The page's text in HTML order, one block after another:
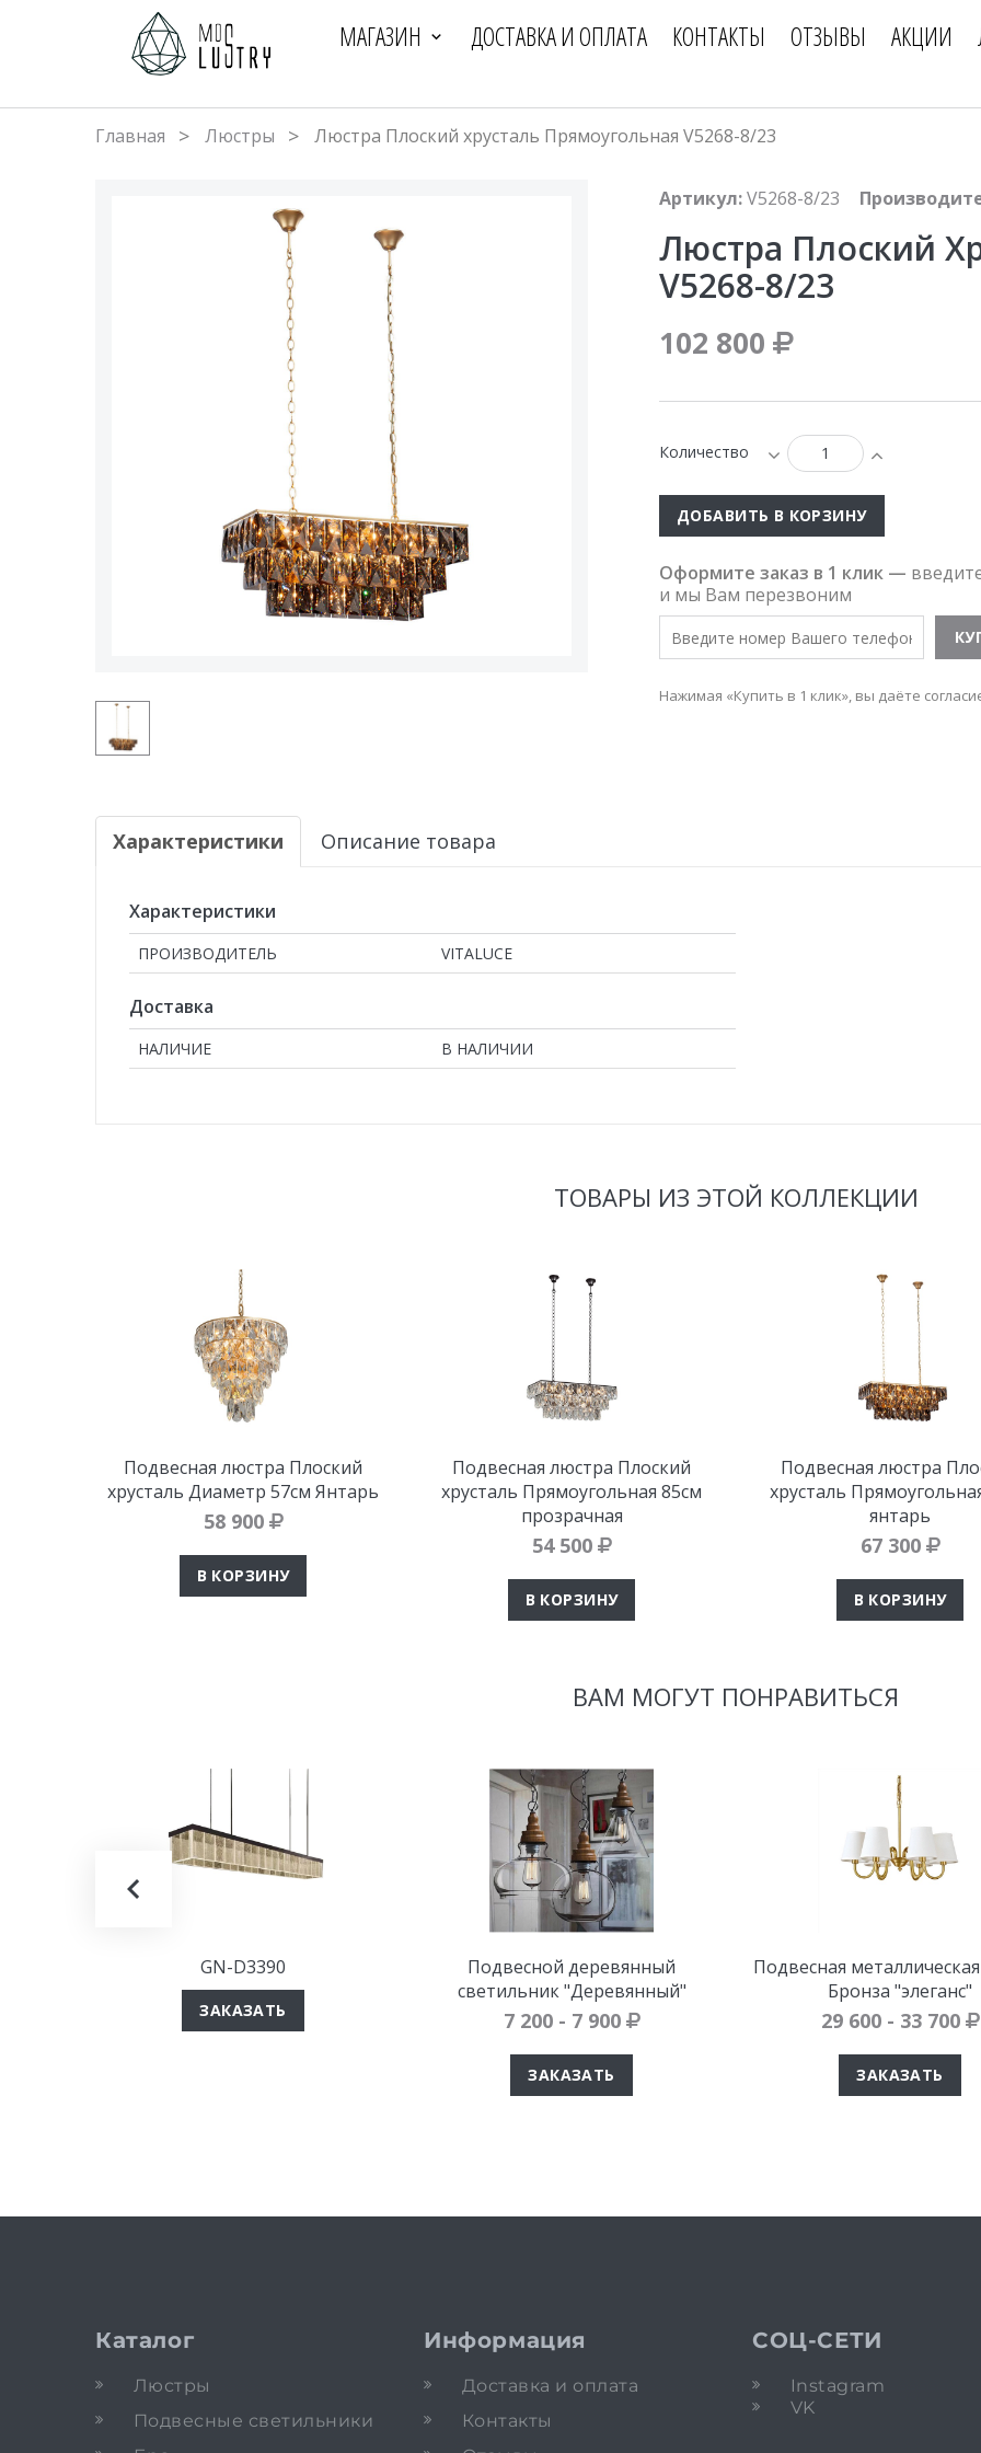
МАГАЗИН ДОСТАВКА И ОПЛАТА КОНТАКТЫ ОТЗЫВЫ АКЦИИ
Главная Люстры Люстра Плоский хрусталь Прямоугольная V5268-8/23
Артикул:V5268-8/23
Люстра Плоский
V5268-8/23
102 800
Количество
ДОБАВИТЬ В КОРЗИНУ
Оформите заказ в 1 клик —
и мы Вам перезвоним
Нажимая «Купить в 1 клик», вы даёте
Характеристики Описание товара
Характеристики
ПРОИЗВОДИТЕЛЬ VITALUCE
Доставка
НАЛИЧИЕ В НАЛИЧИИ
ТОВАРЫ ИЗ ЭТОЙ КОЛЛЕКЦИИ
Подвесная люстра Плоский
хрусталь Диаметр 57см Янтарь
58 900
В КОРЗИНУ
Подвесная люстра Плоский
хрусталь Прямоугольная 85см
прозрачная
54 500
В КОРЗИНУ
Подвесная люстра
хрусталь
янтарь
67 300
В КОРЗИНУ
ВАМ МОГУТ ПОНРАВИТЬСЯ
GN-D3390
ЗАКАЗАТЬ
Подвесной деревянный
светильник "Деревянный"
7 200 - 7 900
ЗАКАЗАТЬ
Подвесная
Бронза "элеганс"
29 600 - 33 700
ЗАКАЗАТЬ
Каталог
Люстры
Подвесные светильники
Информация
Доставка и оплата
Контакты
СОЦ-СЕТИ
Instagram
VK